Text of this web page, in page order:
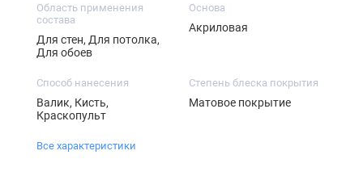
Область применения
состава
Для стен, Для потолка,
Для обоев
Основа
Акриловая
Способ нанесения
Валик, Кисть,
Краскопульт
Степень блеска покрытия
Матовое покрытие
Все характеристики